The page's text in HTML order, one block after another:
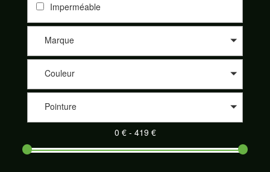
Imperméable
Marque
Couleur
Pointure